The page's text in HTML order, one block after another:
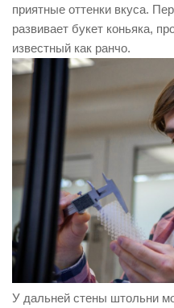
приятные оттенки вкуса.
развивает букет коньяка,
известный как ранчо.
У дальней стены штольни